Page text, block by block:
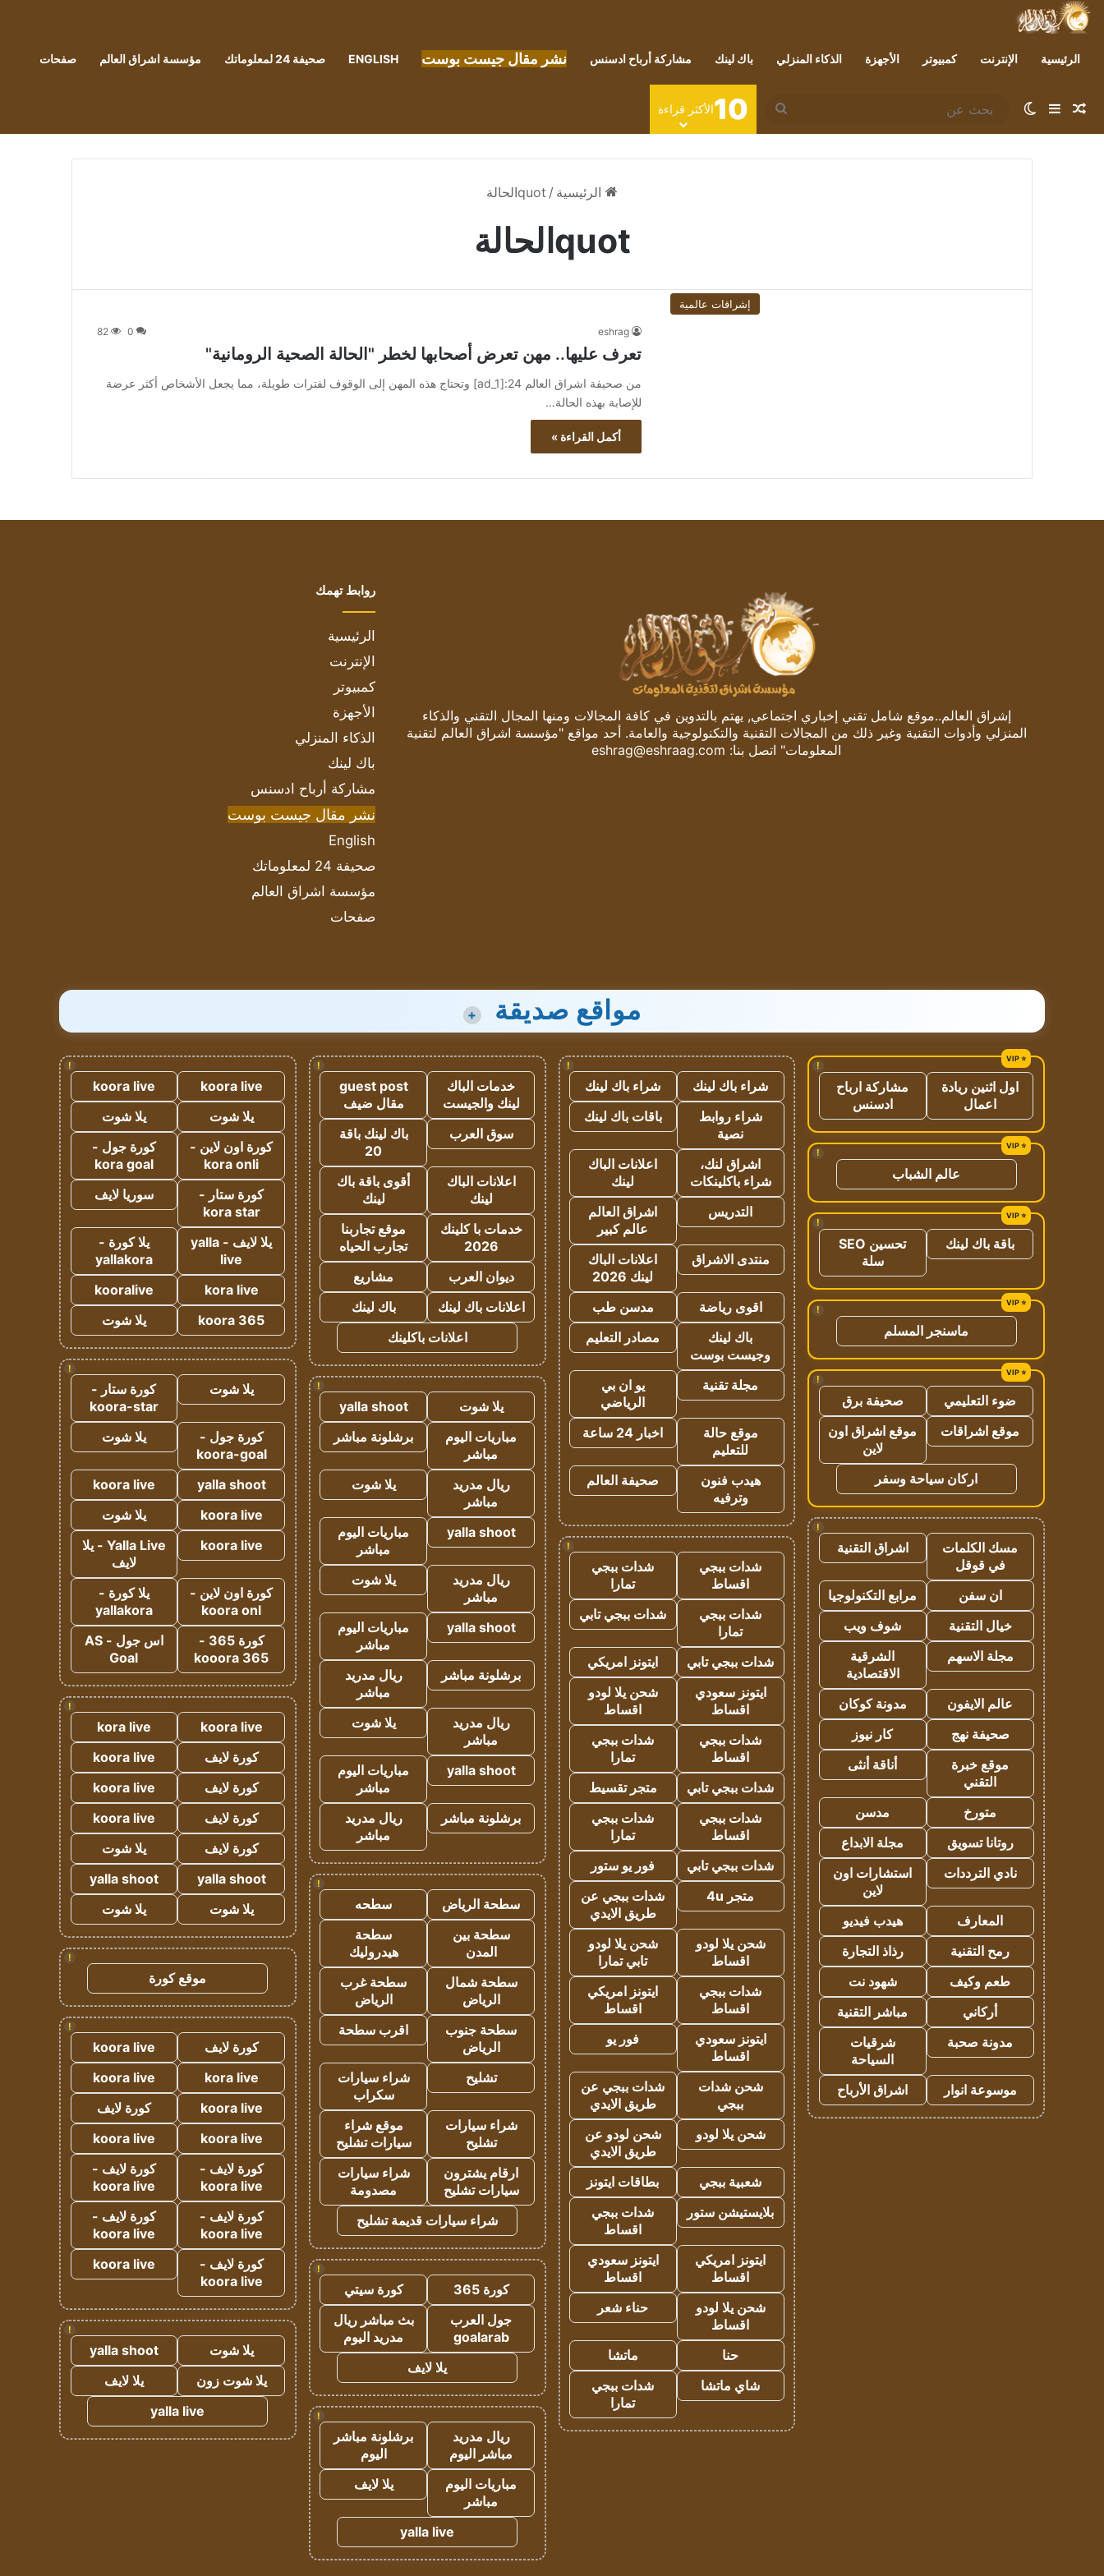
الرئيسية الإنترنت كمبيوتر الأجهزة الذكاء المنزلي باك لينك مشاركة أرباح ادسنس نشر مقال جيست بوست ENGLISH صحيفة 24 لمعلوماتك مؤسسة اشراق العالم صفحات
مقال عشوائي
إضافة عمود جانبي
الوضع المظلم
بحث
عن
10الأكثر قراءة
الرئيسية / quotالحالة
quotالحالة
إشراقات عالمية
eshrag
0
82
تعرف عليها.. مهن تعرض أصحابها لخطر "الحالة الصحية الرومانية"
من صحيفة اشراق العالم 24:[ad_1] وتحتاج هذه المهن إلى الوقوف لفترات طويلة، مما يجعل الأشخاص أكثر عرضة
للإصابة بهذه الحالة…
أكمل القراءة »
إشراق العالم..موقع شامل تقني إخباري اجتماعي, يهتم بالتدوين في كافة المجالات ومنها المجال التقني والذكاء
المنزلي وأدوات التقنية وغير ذلك من المجالات التقنية والتكنولوجية والعامة. أحد مواقع "مؤسسة اشراق العالم لتقنية
المعلومات" اتصل بنا: eshrag@eshraag.com
روابط تهمك
الرئيسية
الإنترنت
كمبيوتر
الأجهزة
الذكاء المنزلي
باك لينك
مشاركة أرباح ادسنس
نشر مقال جيست بوست
English
صحيفة 24 لمعلوماتك
مؤسسة اشراق العالم
صفحات
مواقع صديقة +
!
اول اثنين ريادة
اعمال
مشاركة ارباح
ادسنس
!
عالم الشباب
!
باقة باك لينك
تحسين SEO
سلة
!
ماسنجر المسلم
!
ضوء التعليمي
صحيفة برق
موقع اشراقات
موقع اشراق اون
لاين
اركان سياحة وسفر
!
مسك الكلمات
في قوقل
اشراق التقنية
ان سفن
مرابع التكنولوجيا
خيال التقنية
شوف ويب
مجلة الاسهم
الشرقية
الاقتصادية
عالم الايفون
مدونة كوكان
صحيفة نهج
كار نيوز
موقع خبرة
التقني
أناقة أنثى
متورخ
مدسن
روتانا تسويق
مجلة الابداع
نادي الترددات
استشارات اون
لاين
المعارف
هيدب فيديو
رمح التقنية
رذاذ التجارة
طعم وكيف
شهود نت
أركاني
مباشر التقنية
مدونة صحبة
شرقيات
السياحة
موسوعة انوار
اشراق الأرباح
!
شراء باك لينك
شراء باك لينك
شراء روابط
نصية
باقات باك لينك
اشراق لنك،
شراء باكلينكات
اعلانات الباك
لينك
التدريس
اشراق العالم
عالم كبير
منتدى الاشراق
اعلانات الباك
لينك 2026
اقوى رياضة
مدسن طب
باك لينك
وجيست بوست
مصادر التعليم
مجلة تقنية
يو ان بي
الرياضي
موقع حالة
للتعليم
اخبار 24 ساعة
هيدب فنون
وترفيه
صحيفة العالم
!
شدات ببجي
اقساط
شدات ببجي
تمارا
شدات ببجي
تمارا
شدات ببجي تابي
شدات ببجي تابي
ايتونز امريكي
ايتونز سعودي
اقساط
شحن يلا لودو
اقساط
شدات ببجي
اقساط
شدات ببجي
تمارا
شدات ببجي تابي
متجر تقسيط
شدات ببجي
اقساط
شدات ببجي
تمارا
شدات ببجي تابي
فور يو ستور
متجر 4u
شدات ببجي عن
طريق الايدي
شحن يلا لودو
اقساط
شحن يلا لودو
تابي تمارا
شدات ببجي
اقساط
ايتونز امريكي
اقساط
ايتونز سعودي
اقساط
فور يو
شحن شدات
ببجي
شدات ببجي عن
طريق الايدي
شحن يلا لودو
شحن لودو عن
طريق الايدي
شعبية ببجي
بطاقات ايتونز
بلايستيشن ستور
شدات ببجي
اقساط
ايتونز امريكي
اقساط
ايتونز سعودي
اقساط
شحن يلا لودو
اقساط
حناء شعر
حنا
ماتشا
شاي ماتشا
شدات ببجي
تمارا
!
خدمات الباك
لينك والجيست
guest post
مقال ضيف
سوق العرب
باك لينك باقة
20
اعلانات الباك
لينك
أقوى باقة باك
لينك
خدمات با كلينك
2026
موقع تجاربنا
تجارب الحياه
ديوان العرب
مشاريع
اعلانات باك لينك
باك لينك
اعلانات باكلينك
!
يلا شوت
yalla shoot
مباريات اليوم
مباشر
برشلونة مباشر
ريال مدريد
مباشر
يلا شوت
yalla shoot
مباريات اليوم
مباشر
ريال مدريد
مباشر
يلا شوت
yalla shoot
مباريات اليوم
مباشر
برشلونة مباشر
ريال مدريد
مباشر
ريال مدريد
مباشر
يلا شوت
yalla shoot
مباريات اليوم
مباشر
برشلونة مباشر
ريال مدريد
مباشر
!
سطحة الرياض
سطحه
سطحة بين
المدن
سطحة
هيدروليك
سطحة شمال
الرياض
سطحة غرب
الرياض
سطحة جنوب
الرياض
اقرب سطحة
تشليح
شراء سيارات
سكراب
شراء سيارات
تشليح
موقع شراء
سيارات تشليح
ارقام يشترون
سيارات تشليح
شراء سيارات
مصدومة
شراء سيارات قديمة تشليح
!
كورة 365
كورة سيتي
جول العرب
goalarab
بث مباشر ريال
مدريد اليوم
يلا لايف
!
ريال مدريد
مباشر اليوم
برشلونة مباشر
اليوم
مباريات اليوم
مباشر
يلا لايف
yalla live
!
koora live
koora live
يلا شوت
يلا شوت
كورة اون لاين -
kora onli
كورة جول -
kora goal
كورة ستار -
kora star
سوريا لايف
يلا لايف - yalla
live
يلا كورة -
yallakora
kora live
kooralive
koora 365
يلا شوت
!
يلا شوت
كورة ستار -
koora-star
كورة جول -
koora-goal
يلا شوت
yalla shoot
koora live
koora live
يلا شوت
koora live
Yalla Live - يلا
لايف
كورة اون لاين -
koora onl
يلا كورة -
yallakora
كورة 365 -
kooora 365
اس جول - AS
Goal
!
koora live
kora live
كورة لايف
koora live
كورة لايف
koora live
كورة لايف
koora live
كورة لايف
يلا شوت
yalla shoot
yalla shoot
يلا شوت
يلا شوت
!
موقع كورة
!
كورة لايف
koora live
kora live
koora live
koora live
كورة لايف
koora live
koora live
كورة لايف -
koora live
كورة لايف -
koora live
كورة لايف -
koora live
كورة لايف -
koora live
كورة لايف -
koora live
koora live
!
يلا شوت
yalla shoot
يلا شوت زون
يلا لايف
yalla live